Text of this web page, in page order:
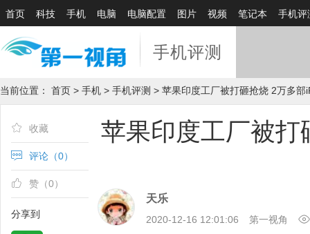
首页 科技 手机 电脑 电脑配置 图片 视频 笔记本 手机评
手机评测
当前位置： 首页 > 手机 > 手机评测 > 苹果印度工厂被打砸抢烧 2万多部
苹果印度工厂被
天乐
2020-12-16 12:01:06 第一视角
收藏
评论（0）
赞（0）
分享到